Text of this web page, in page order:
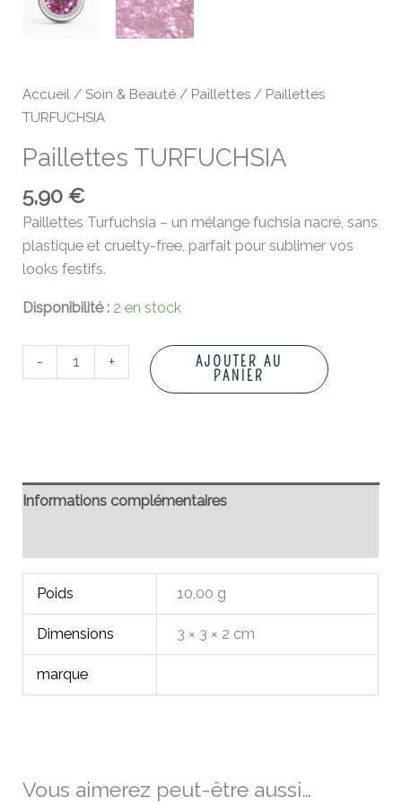
Accueil /Soin & Beauté / Paillettes / Paillettes
TURFUCHSIA
Paillettes TURFUCHSIA
5,90€
Paillettes Turfuchsia – un mélange fuchsia nacré, sans
plastique et cruelty-free, parfait pour sublimer vos
looks festifs.
Disponibilité : 2 en stock
- +
AJOUTER AU
PANIER
Informations complémentaires
Poids 10,00 g
Dimensions 3 × 3 × 2 cm
marque
Vous aimerez peut-être aussi…